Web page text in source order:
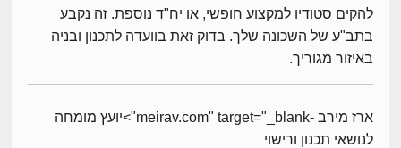
להקים סטודיו למקצוע חופשי, או יח"ד נוספת. זה נקבע
בתב"ע של השכונה שלך. בדוק זאת בוועדה לתכנון ובניה
באיזור מגוריך.
ארז מירב -meirav.com" target="_blank">יועץ מומחה
לנושאי תכנון ורישוי